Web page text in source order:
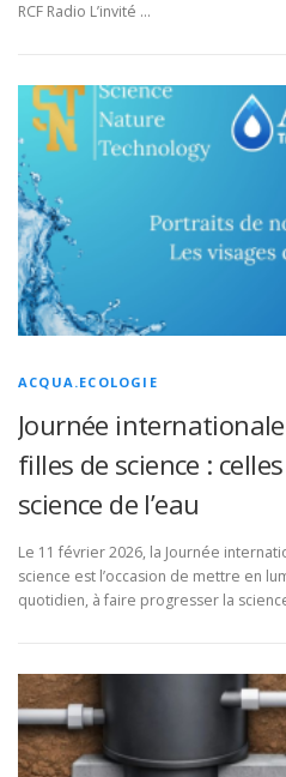
RCF Radio L’invité …
ACQUA.ECOLOGIE
Journée
filles de science :
science de l’eau
Le 11 février 2026, la Journée
science est l’occasion de mettre en
quotidien, à faire progresser la